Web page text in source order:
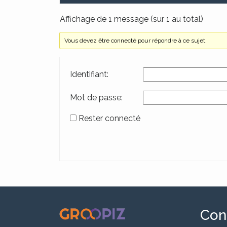
Affichage de 1 message (sur 1 au total)
Vous devez être connecté pour répondre à ce sujet.
Identifiant:
Mot de passe:
Rester connecté